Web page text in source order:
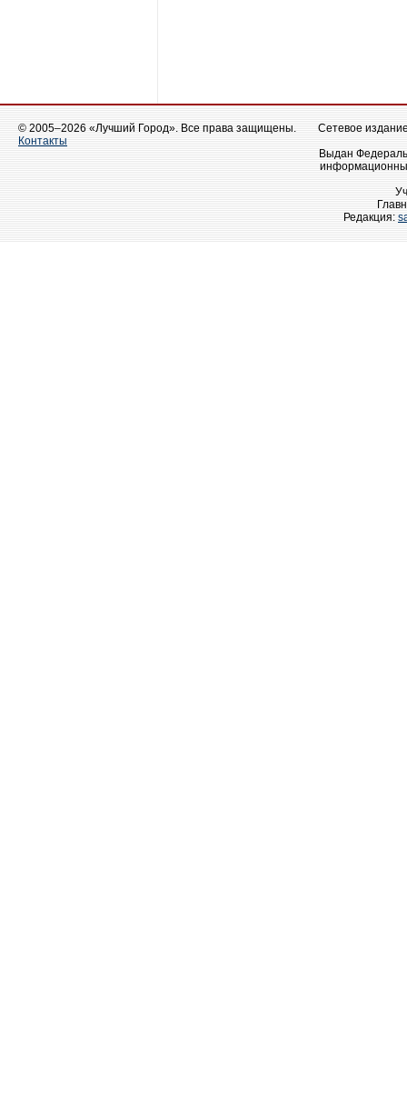
© 2005–2026 «Лучший Город». Все права защищены.
Контакты
Сетевое
Выдан
Редакция: